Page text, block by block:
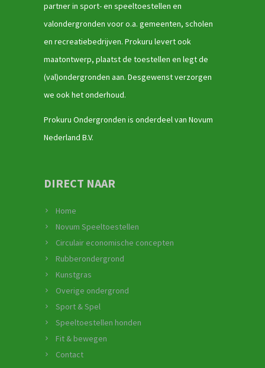
partner in sport- en speeltoestellen en
valondergronden voor o.a. gemeenten, scholen
en recreatiebedrijven. Prokuru levert ook
maatontwerp, plaatst de toestellen en legt de
(val)ondergronden aan. Desgewenst verzorgen
we ook het onderhoud.
Prokuru Ondergronden is onderdeel van Novum
Nederland B.V.
DIRECT NAAR
Home
Novum Speeltoestellen
Circulair economische concepten
Rubberondergrond
Kunstgras
Overige ondergrond
Sport & Spel
Speeltoestellen honden
Fit & bewegen
Contact